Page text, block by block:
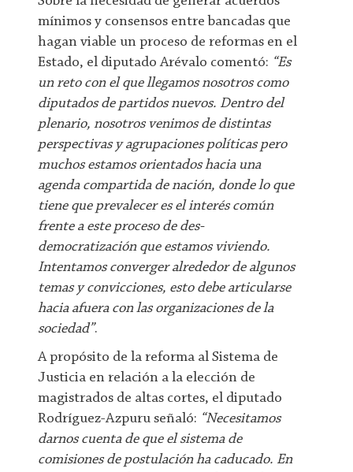
mínimos y consensos entre bancadas que
hagan viable un proceso de reformas en el
Estado, el diputado Arévalo comentó: “Es
un reto con el que llegamos nosotros como
diputados de partidos nuevos. Dentro del
plenario, nosotros venimos de distintas
perspectivas y agrupaciones políticas pero
muchos estamos orientados hacia una
agenda compartida de nación, donde lo que
tiene que prevalecer es el interés común
frente a este proceso de des-
democratización que estamos viviendo.
Intentamos converger alrededor de algunos
temas y convicciones, esto debe articularse
hacia afuera con las organizaciones de la
sociedad”.
A propósito de la reforma al Sistema de
Justicia en relación a la elección de
magistrados de altas cortes, el diputado
Rodríguez-Azpuru señaló: “Necesitamos
darnos cuenta de que el sistema de
comisiones de postulación ha caducado. En